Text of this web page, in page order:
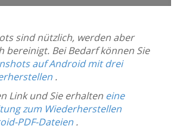
sind nützlich, werden aber
bereinigt. Bei Bedarf können Sie
auf Android mit drei
.
Link und Sie erhalten eine
zum Wiederherstellen
PDF-Dateien .